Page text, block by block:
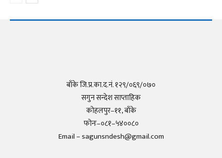
बाँके जि.प्र.का.द.नं. १२९/०६९/०७०
सगुन सन्देश साप्ताहिक
कोहलपुर–११, बाँके
फोनः–०८१–५४००८०
Email – sagunsndesh@gmail.com